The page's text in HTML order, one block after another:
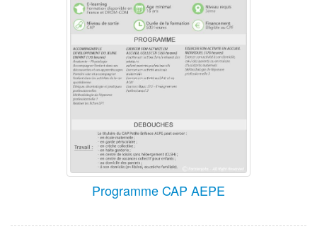
Programme CAP AEPE